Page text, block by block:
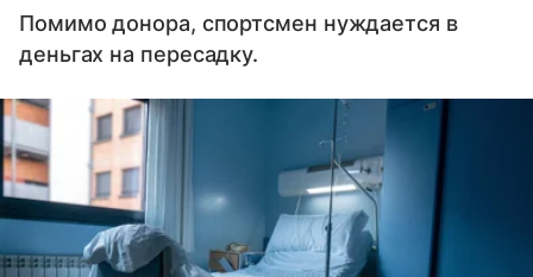
Помимо донора, спортсмен нуждается в
деньгах на пересадку.